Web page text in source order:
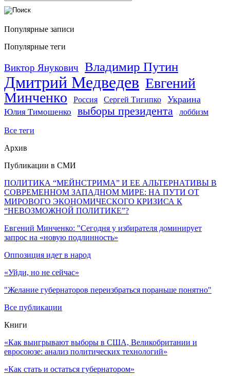
Популярные записи
Популярные теги
Виктор Янукович Владимир Путин
Дмитрий Медведев Евгений
Минченко
Россия Сергей Тигипко Украина
Юлия Тимошенко выборы президента лоббизм
Все теги
Архив
Публикации в СМИ
ПОЛИТИКА “МЕЙНСТРИМА” И ЕЕ АЛЬТЕРНАТИВЫ В
СОВРЕМЕННОМ ЗАПАДНОМ МИРЕ: НА ПУТИ ОТ
МИРОВОГО ЭКОНОМИЧЕСКОГО КРИЗИСА К
“НЕВОЗМОЖНОЙ ПОЛИТИКЕ”?
Евгений Минченко: "Сегодня у избирателя доминирует
запрос на «новую подлинность»
Оппозиция идет в народ
«Уйди, но не сейчас»
"Желание губернаторов переизбраться пораньше понятно"
Все публикации
Книги
«Как выигрывают выборы в США, Великобритании и
евросоюзе: анализ политических технологий»
«Как стать и остаться губернатором»